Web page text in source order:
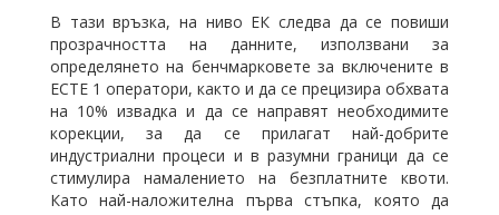
В тази връзка, на ниво ЕК следва да се повиши
прозрачността на данните, използвани за
определянето на бенчмарковете за включените в
ЕСТЕ 1 оператори, както и да се прецизира обхвата
на 10% извадка и да се направят необходимите
корекции, за да се прилагат най-добрите
индустриални процеси и в разумни граници да се
стимулира намалението на безплатните квоти.
Като най-наложителна първа стъпка, която да